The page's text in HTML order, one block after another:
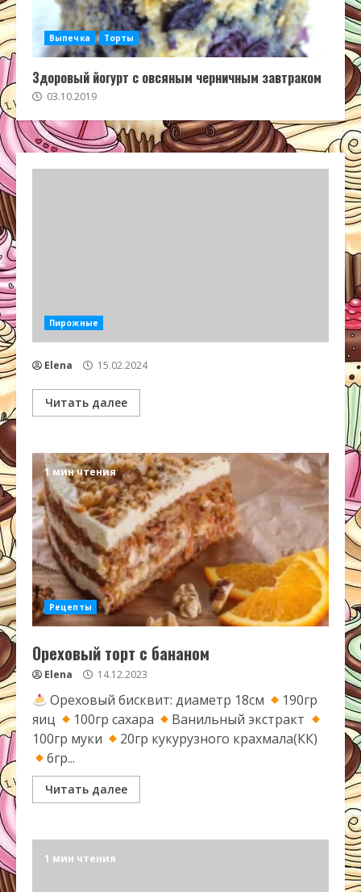
Выпечка Торты
Здоровый йогурт с овсяным черничным завтраком
03.10.2019
Пирожные
Elena 15.02.2024
Читать далее
1 мин чтения
Рецепты
Ореховый торт с бананом
Elena 14.12.2023
Ореховый бисквит: диаметр 18см
190гр
яиц
100гр сахара
Ванильный экстракт
100гр муки
20гр кукурузного крахмала(КК)
6гр...
Читать далее
1 мин чтения